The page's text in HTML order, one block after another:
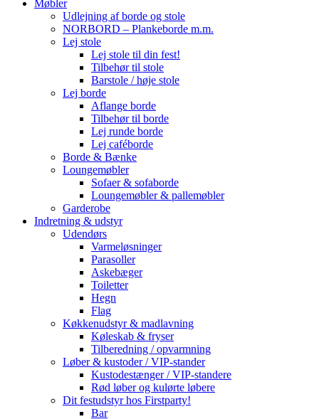
Møbler
Udlejning af borde og stole
NORBORD – Plankeborde m.m.
Lej stole
Lej stole til din fest!
Tilbehør til stole
Barstole / høje stole
Lej borde
Aflange borde
Tilbehør til borde
Lej runde borde
Lej caféborde
Borde & Bænke
Loungemøbler
Sofaer & sofaborde
Loungemøbler & pallemøbler
Garderobe
Indretning & udstyr
Udendørs
Varmeløsninger
Parasoller
Askebæger
Toiletter
Hegn
Flag
Køkkenudstyr & madlavning
Køleskab & fryser
Tilberedning / opvarmning
Løber & kustoder / VIP-stander
Kustodestænger / VIP-standere
Rød løber og kulørte løbere
Dit festudstyr hos Firstparty!
Bar